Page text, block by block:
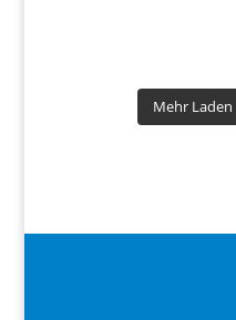
Mehr Laden